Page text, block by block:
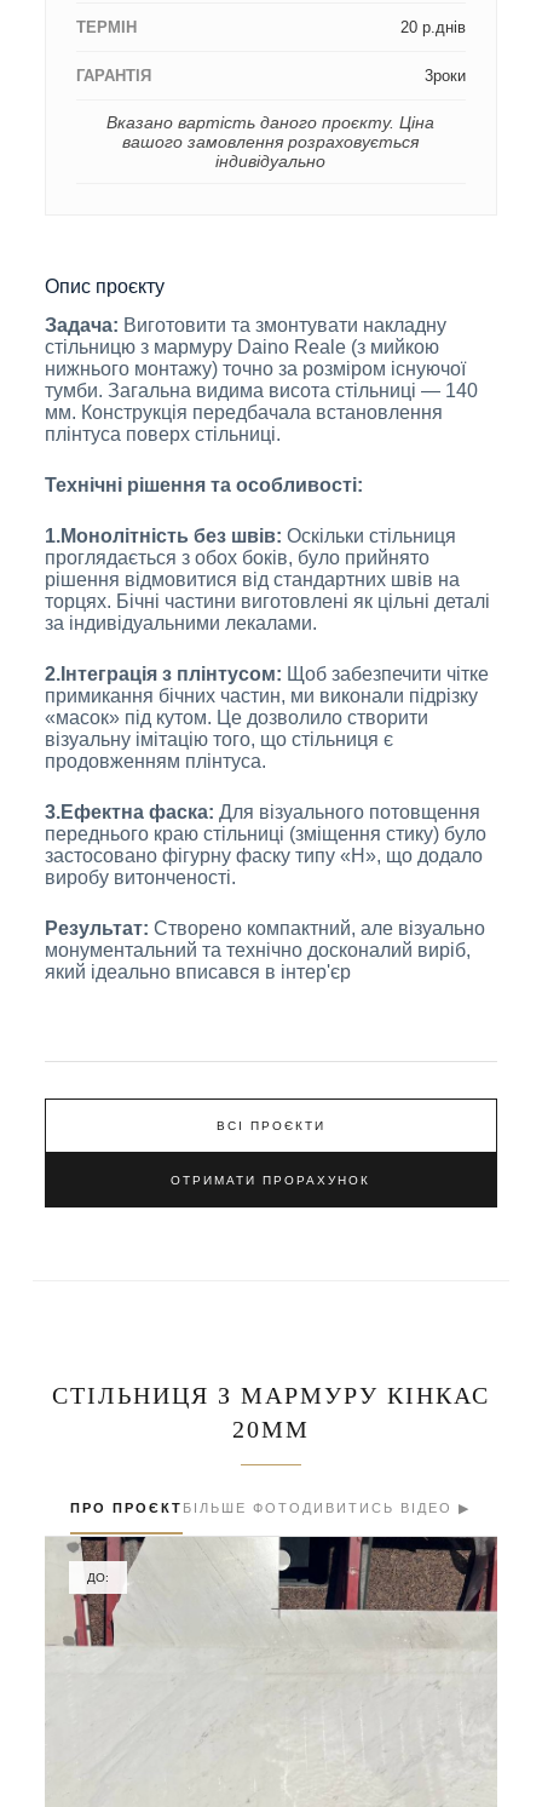
ТЕРМІН 20 р.днів
ГАРАНТІЯ 3роки
Вказано вартість даного проєкту. Ціна
вашого замовлення розраховується
індивідуально
Опис проєкту
Задача: Виготовити та змонтувати накладну
стільницю з мармуру Daino Reale (з мийкою
нижнього монтажу) точно за розміром існуючої
тумби. Загальна видима висота стільниці — 140
мм. Конструкція передбачала встановлення
плінтуса поверх стільниці.
Технічні рішення та особливості:
1.Монолітність без швів: Оскільки стільниця
проглядається з обох боків, було прийнято
рішення відмовитися від стандартних швів на
торцях. Бічні частини виготовлені як цільні деталі
за індивідуальними лекалами.
2.Інтеграція з плінтусом: Щоб забезпечити чітке
примикання бічних частин, ми виконали підрізку
«масок» під кутом. Це дозволило створити
візуальну імітацію того, що стільниця є
продовженням плінтуса.
3.Ефектна фаска: Для візуального потовщення
переднього краю стільниці (зміщення стику) було
застосовано фігурну фаску типу «Н», що додало
виробу витонченості.
Результат: Створено компактний, але візуально
монументальний та технічно досконалий виріб,
який ідеально вписався в інтер'єр
ВСІ ПРОЄКТИ
ОТРИМАТИ ПРОРАХУНОК
СТІЛЬНИЦЯ З МАРМУРУ КІНКАС
20ММ
ПРО ПРОЄКТ БІЛЬШЕ ФОТО ДИВИТИСЬ ВІДЕО ▶
ДО: